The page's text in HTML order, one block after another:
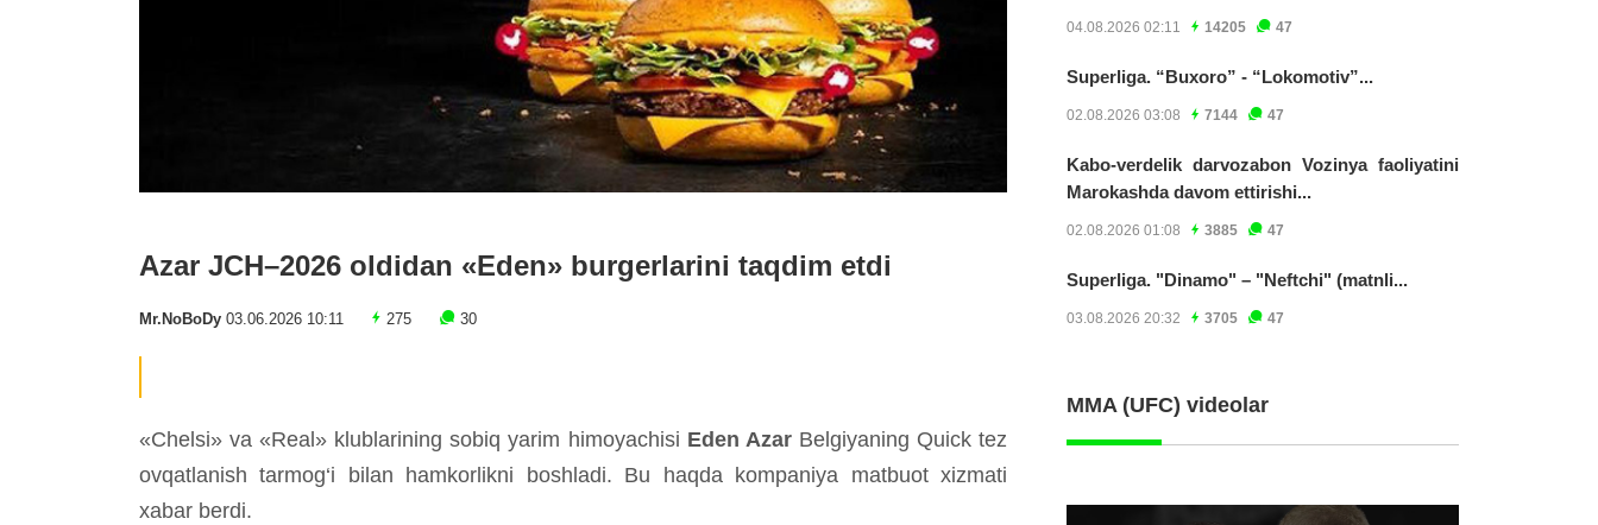
Azar JCH–2026 oldidan «Eden» burgerlarini taqdim etdi
Mr.NoBoDy 03.06.2026 10:11 275 30
«Chelsi» va «Real» klublarining sobiq yarim himoyachisi Eden AzarBelgiyaning Quick tez
ovqatlanish tarmog‘i bilan hamkorlikni boshladi. Bu haqda kompaniya matbuot xizmati
xabar berdi.
04.08.2026 02:11 14205 47
Superliga. “Buxoro” - “Lokomotiv”...
02.08.2026 03:08 7144 47
Kabo-verdelik darvozabon Vozinya faoliyatini
Marokashda davom ettirishi...
02.08.2026 01:08 3885 47
Superliga. "Dinamo" – "Neftchi" (matnli...
03.08.2026 20:32 3705 47
MMA (UFC) videolar